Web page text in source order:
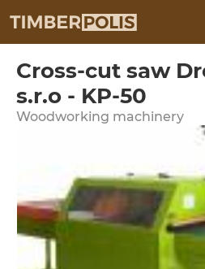
Cross-cut saw
s.r.o - KP-50
Woodworking machinery